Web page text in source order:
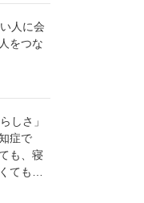
人に会
をつな
しさ」
症で
も、寝
ても…